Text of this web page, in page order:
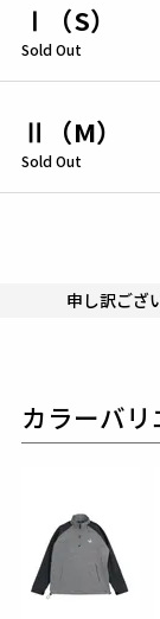
Ⅰ（S）
Sold Out
Ⅱ（M）
Sold Out
申し訳ござ
カラーバ